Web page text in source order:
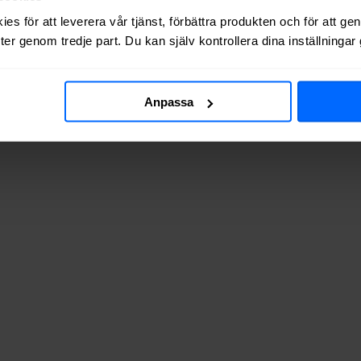
för att leverera vår tjänst, förbättra produkten och för att
genom tredje part. Du kan själv kontrollera dina
Anpassa
kabel-TV (via koaxialkabel) i
adresserna vi testat finns de tillgängliga? Tabellen nedan visar hur